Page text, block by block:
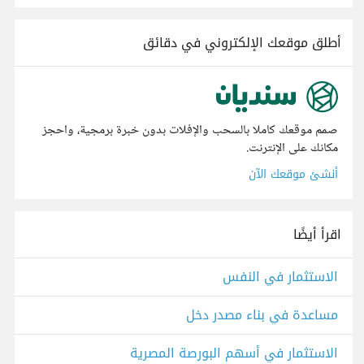
أطلق موقعك الإلكتروني في دقائق
صمم موقعك كاملا بالسحب والإفلات بدون خبرة برمجية، واحجز
مكانك على الإنترنت.
أنشئ موقعك الآن
اقرأ أيضًا
الاستثمار في النفس
مساعدة في بناء مصدر دخل
الاستثمار في أسهم البورصة المصرية